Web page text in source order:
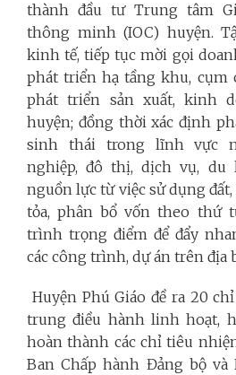
thành đầu tư Trung tâm
thông minh (IOC) huyện.
kinh tế, tiếp tục mời gọi
phát triển hạ tầng khu, cụm
phát triển sản xuất, kinh
huyện; đồng thời xác định
sinh thái trong lĩnh vực
nghiệp, đô thị, dịch vụ, du
nguồn lực từ việc sử dụng
tỏa, phân bổ vốn theo thứ
trình trọng điểm để đẩy
các công trình, dự án trên địa
Huyện Phú Giáo đề ra 20
trung điều hành linh hoạt,
hoàn thành các chỉ tiêu
Ban Chấp hành Đảng bộ và